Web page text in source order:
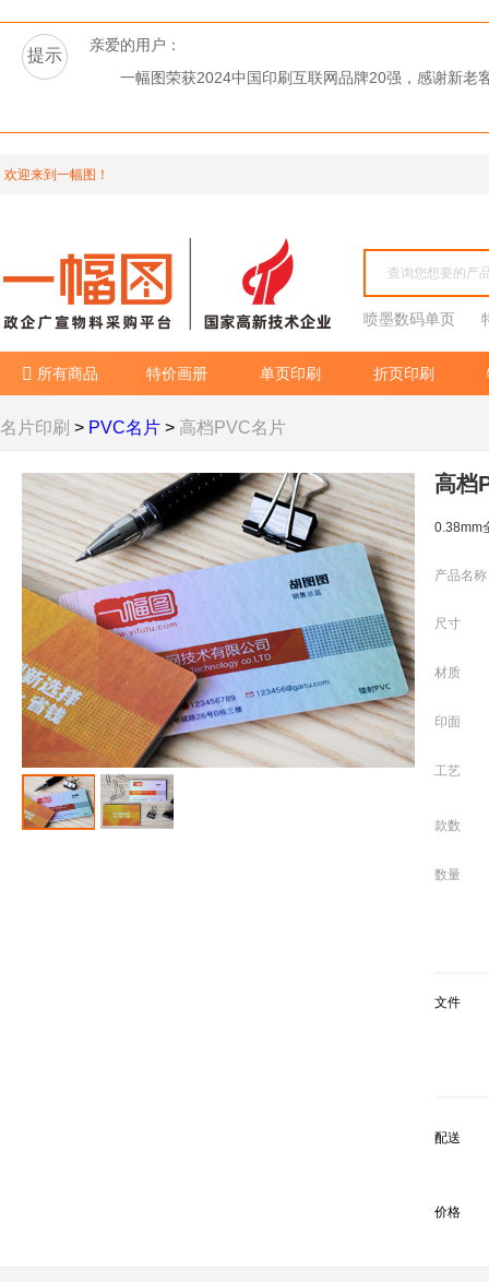
提示
亲爱的用户：
一幅图荣获2024中国印刷互联网品牌20强，感谢新老
欢迎来到一幅图！
喷墨数码单页
 所有商品 特价画册 单页印刷 折页印刷
名片印刷 > PVC名片 > 高档PVC名片
高档
0.38mm
产品名称
尺寸
材质
印面
工艺
款数
数量
文件
配送
价格